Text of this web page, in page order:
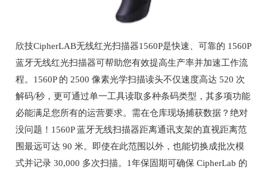
欣技CipherLAB无线红光扫描器1560P是快速、可靠的 1560P
蓝牙无线红光扫描器可帮助您有效提高生产率并加速工作流
程。1560P 的 2500 像素光学扫描读头不仅速度高达 520 次
解码/秒，更可通过单一工具读取多种条码类型，其多项功能
必能满足您所有的运营要求。需在仓库现场捕获数据？绝对
没问题！1560P 蓝牙无线扫描器距离通讯支架的直视距离范
围最远可达 90 米。即使在此范围以外，也能切换成批次模
式并记录 30,000 多次扫描。1年保固期可确保 CipherLab 的